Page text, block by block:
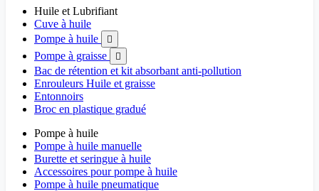
Huile et Lubrifiant
Cuve à huile
Pompe à huile

Pompe à graisse 
Bac de rétention et kit absorbant anti-pollution
Enrouleurs Huile et graisse
Entonnoirs
Broc en plastique gradué
Pompe à huile
Pompe à huile manuelle
Burette et seringue à huile
Accessoires pour pompe à huile
Pompe à huile pneumatique